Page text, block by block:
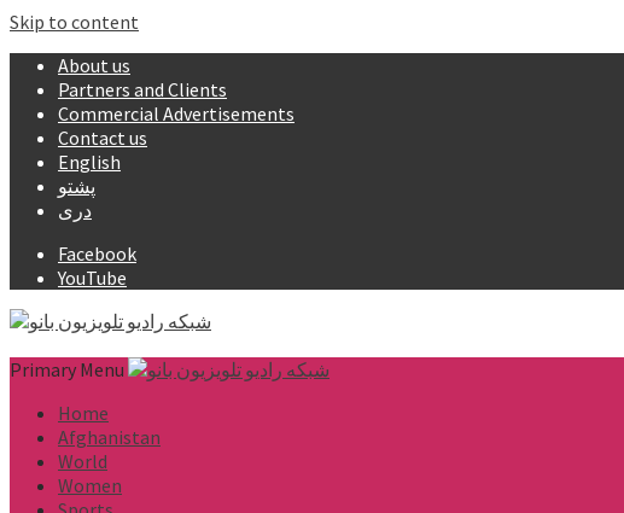
Skip to content
About us
Partners and Clients
Commercial Advertisements
Contact us
English
پشتو
دری
Facebook
YouTube
Primary Menu
Home
Afghanistan
World
Women